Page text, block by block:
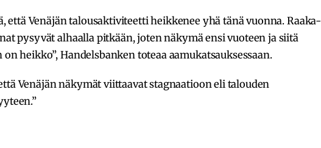
että Venäjän talousaktiviteetti heikkenee yhä tänä vuonna. Raaka-
pysyvät alhaalla pitkään, joten näkymä ensi vuoteen ja siitä
heikko”, Handelsbanken toteaa aamukatsauksessaan.
Venäjän näkymät viittaavat stagnaatioon eli talouden